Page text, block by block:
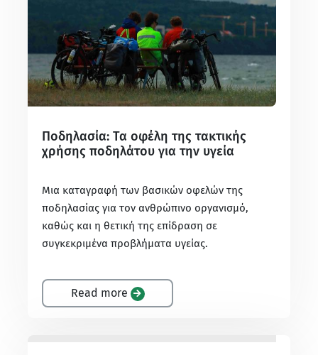
Ποδηλασία: Τα οφέλη της τακτικής
χρήσης ποδηλάτου για την υγεία
Μια καταγραφή των βασικών οφελών της
ποδηλασίας για τον ανθρώπινο οργανισμό,
καθώς και η θετική της επίδραση σε
συγκεκριμένα προβλήματα υγείας.
Read more